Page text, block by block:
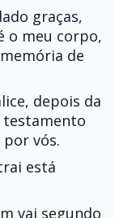
graças,
o meu corpo,
de
depois da
testamento
vós.
está
vai segundo